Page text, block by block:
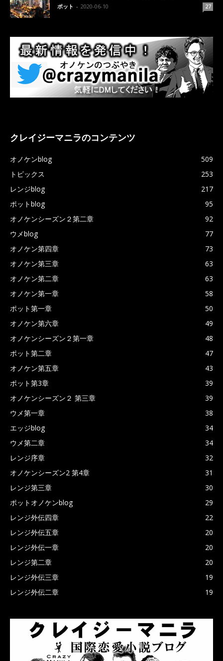
ポット - 2020-06-10 27
クレイジーマニラのコンテンツ
オノケンblog
509
トピックス
253
レンジblog
217
ポットblog
95
オノケンシーズン２第二章
92
ウメblog
77
オノケン第四章
73
オノケン第三章
63
オノケン第二章
63
オノケン第一章
58
ポット第一章
50
オノケン第六章
49
オノケンシーズン２第一章
48
ポット第二章
47
オノケン第五章
43
ポット第3章
39
オノケンシーズン２ 第三章
39
ウメ第一章
38
エッジblog
34
ウメ第二章
34
レンジ序章
32
オノケンシーズン2 第4章
31
レンジ第三章
30
ポットオノケンblog
29
レンジ外伝四章
22
レンジ外伝五章
20
レンジ外伝一章
20
レンジ第二章
20
レンジ外伝三章
19
レンジ外伝二章
19